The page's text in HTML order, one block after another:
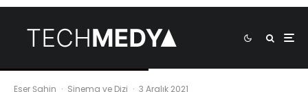
Eser Şahin · Sinema ve Dizi · 3 Aralık 2021